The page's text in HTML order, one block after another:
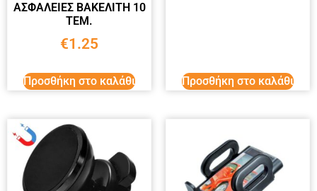
ΑΣΦΑΛΕΙΕΣ ΒΑΚΕΛΙΤΗ 10
ΤΕΜ.
€1.25
Προσθήκη στο καλάθι Προσθήκη στο καλάθι